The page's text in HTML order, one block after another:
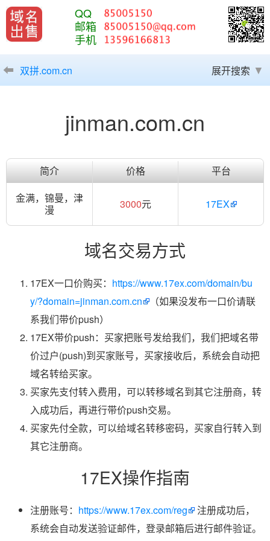
QQ
邮箱
手机
双拼.com.cn 展开搜索
jinman.com.cn
简介 价格
平台
金满，锦曼，津
漫
3000元 17EX
域名交易方式
17EX一口价购买： https://www.17ex.com/domain/bu
y/?domain=jinman.com.cn
（如果没发布一口价请联
系我们带价push）
17EX带价push：买家把账号发给我们，我们把域名带
价过户(push)到买家账号，买家接收后，系统会自动把
域名转给买家。
买家先支付转入费用，可以转移域名到其它注册商，转
入成功后，再进行带价push交易。
买家先付全款，可以给域名转移密码，买家自行转入到
其它注册商。
17EX操作指南
注册账号： https://www.17ex.com/reg
注册成功后，
系统会自动发送验证邮件，登录邮箱后进行邮件验证。